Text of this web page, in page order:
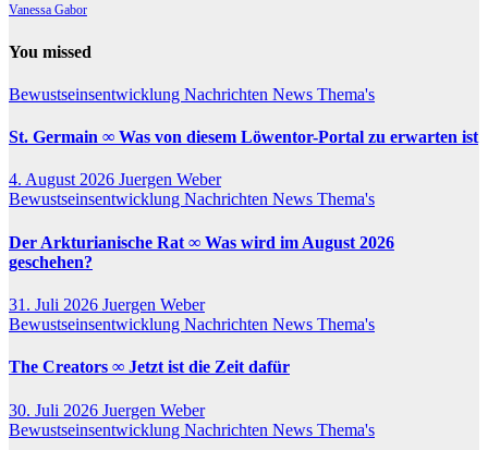
Vanessa Gabor
You missed
Bewustseinsentwicklung Nachrichten News Thema's
St. Germain ∞ Was von diesem Löwentor-Portal zu erwarten ist
4. August 2026 Juergen Weber
Bewustseinsentwicklung Nachrichten News Thema's
Der Arkturianische Rat ∞ Was wird im August 2026
geschehen?
31. Juli 2026 Juergen Weber
Bewustseinsentwicklung Nachrichten News Thema's
The Creators ∞ Jetzt ist die Zeit dafür
30. Juli 2026 Juergen Weber
Bewustseinsentwicklung Nachrichten News Thema's